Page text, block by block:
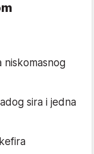
niskomasnog
sira i jedna